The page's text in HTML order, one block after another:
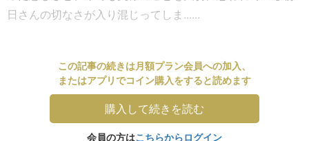
日さんの切なさが入り混じってしま......
この記事の続きは月額プラン会員への加入、
またはアプリでコイン購入をすると読めます
購入して続きを読む
会員の方はこちらからログイン